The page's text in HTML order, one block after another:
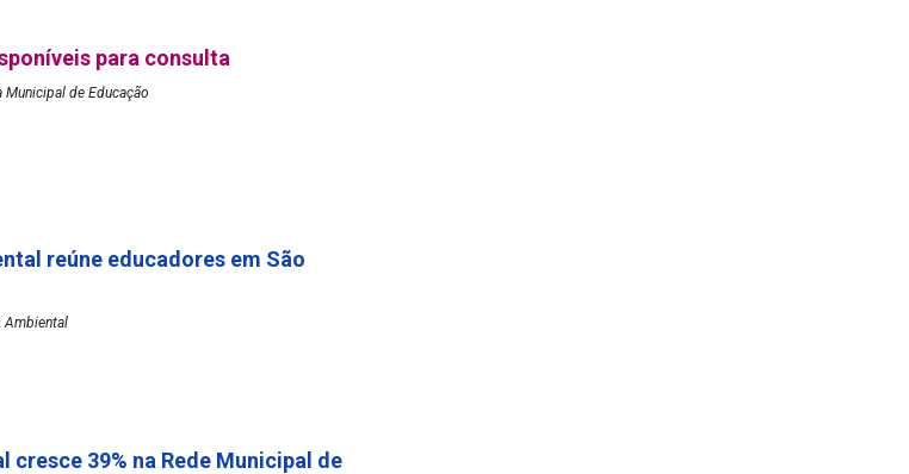
para consulta
de Educação
reúne educadores em São
Ambiental
39% na Rede Municipal de